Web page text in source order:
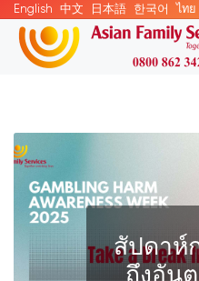
English 中文 日本語 한국어 ไทย
สัปดาห์
ถึงอัน